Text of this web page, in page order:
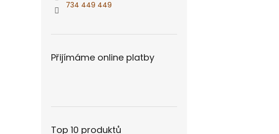
734 449 449
Přijímáme online platby
Top 10 produktů